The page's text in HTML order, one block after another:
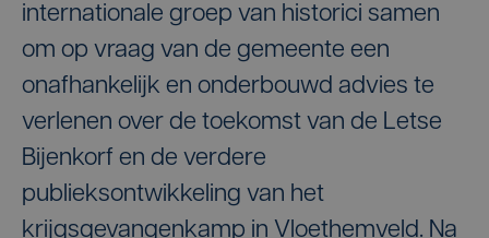
internationale groep van historici samen
om op vraag van de gemeente een
onafhankelijk en onderbouwd advies te
verlenen over de toekomst van de Letse
Bijenkorf en de verdere
publieksontwikkeling van het
krijgsgevangenkamp in Vloethemveld. Na